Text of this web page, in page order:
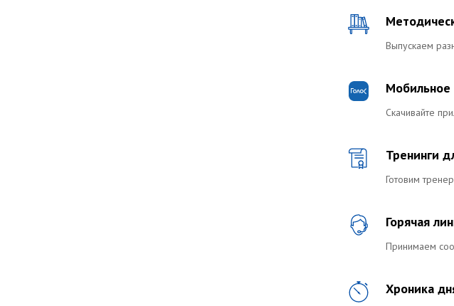
Выпускаем
Мобильное
Скачивайте
Тренинги
Готовим
Горячая
Принимаем
Хроника